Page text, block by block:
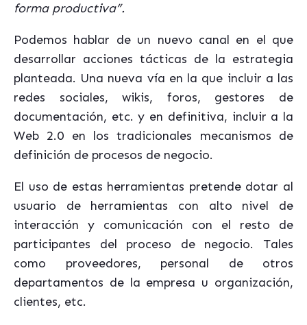
forma productiva”.
Podemos hablar de un nuevo canal en el que
desarrollar acciones tácticas de la estrategia
planteada. Una nueva vía en la que incluir a las
redes sociales, wikis, foros, gestores de
documentación, etc. y en definitiva, incluir a la
Web 2.0 en los tradicionales mecanismos de
definición de procesos de negocio.
El uso de estas herramientas pretende dotar al
usuario de herramientas con alto nivel de
interacción y comunicación con el resto de
participantes del proceso de negocio. Tales
como proveedores, personal de otros
departamentos de la empresa u organización,
clientes, etc.